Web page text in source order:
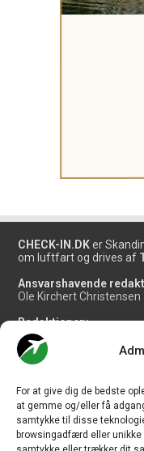
For at give dig de bedste
at gemme og/eller få
samtykke til disse
browsingadfærd eller
CHECK-IN.DK er
om luftfart og drives af
Ansvarshavende
Ole Kirchert Christensen
Redaktionen:
Christian Granhøj
Henrik Baumgarten
Danny Longhi Andreasen
Salg og jobannoncer: